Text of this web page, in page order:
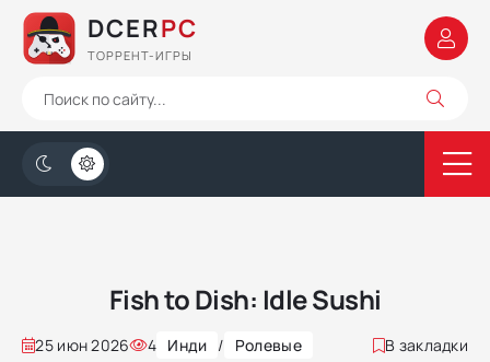
DCERPC
ТОРРЕНТ-ИГРЫ
Fish to Dish: Idle Sushi
25 июн 2026 4 Инди / Ролевые В закладки